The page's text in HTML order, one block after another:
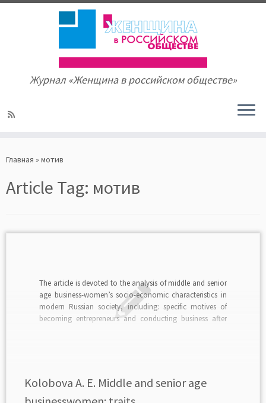
to
Журнал «Женщина в российском обществе»
Главная » мотив
Article Tag: мотив
The article is devoted to the analysis of middle and senior
age business-women’s socio-economic characteristics in
modern Russian society, including: specific motives of
becoming entrepreneurs and conducting business after
Kolobova A. E. Middle and senior age